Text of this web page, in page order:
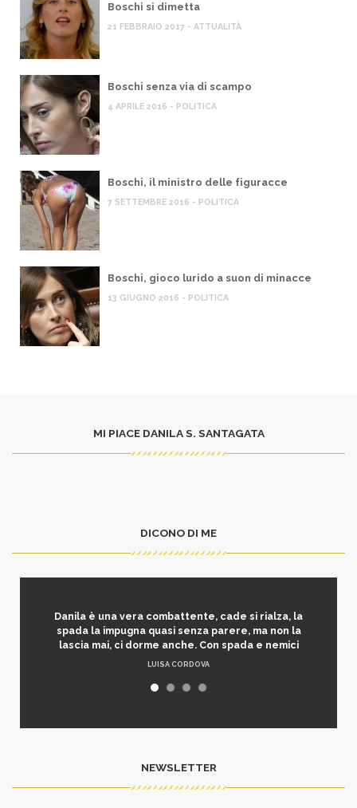
Boschi si dimetta
21 FEBBRAIO 2017 - ATTUALITÀ
Boschi senza via di scampo
4 APRILE 2016 - POLITICA
Boschi, il ministro delle figuracce
7 SETTEMBRE 2016 - POLITICA
Boschi, gioco lurido a suon di minacce
13 GIUGNO 2016 - POLITICA
MI PIACE DANILA S. SANTAGATA
DICONO DI ME
Danila è una vera combattente, cade si rialza, la
spada la impugna quasi senza parere, ma non la
lascia mai, ci dorme anche. Con spada e nemici
LUISA CORDOVA
NEWSLETTER